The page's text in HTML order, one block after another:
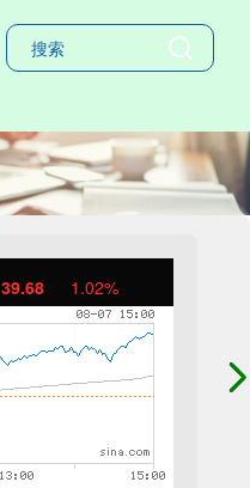
39.68 1.02%